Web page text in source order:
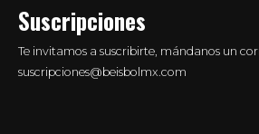
Suscripciones
Te invitamos a suscribirte, mándanos un
suscripciones@beisbolmx.com